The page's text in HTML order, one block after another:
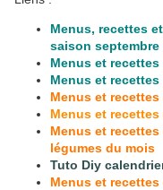
Menus, recettes
saison septembre
Menus et
Menus et
Menus et
Menus et
Menus et
légumes du mois
Tuto Diy
Menus et